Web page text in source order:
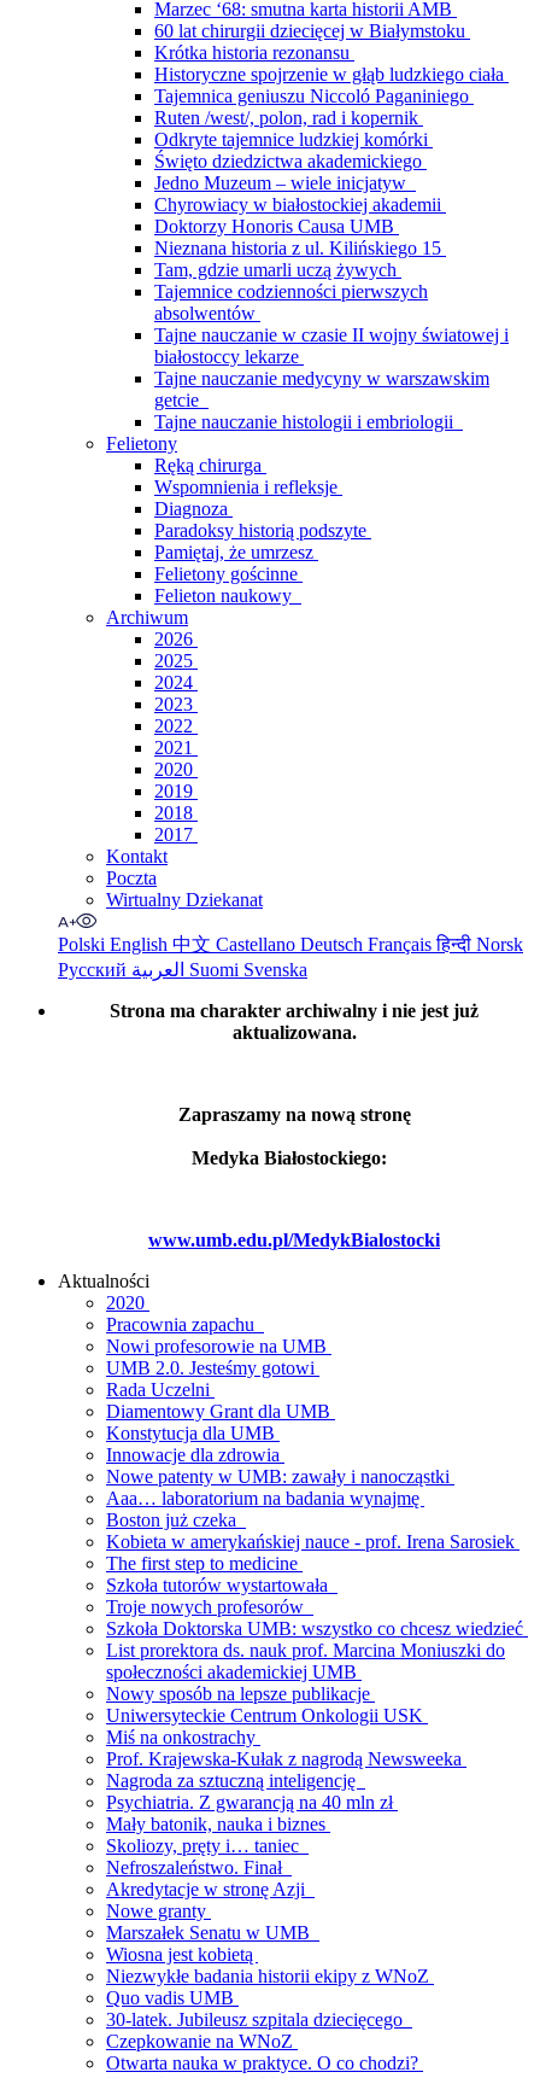
Marzec ‘68: smutna karta historii AMB
60 lat chirurgii dziecięcej w Białymstoku
Krótka historia rezonansu
Historyczne spojrzenie w głąb ludzkiego ciała
Tajemnica geniuszu Niccoló Paganiniego
Ruten /west/, polon, rad i kopernik
Odkryte tajemnice ludzkiej komórki
Święto dziedzictwa akademickiego
Jedno Muzeum – wiele inicjatyw
Chyrowiacy w białostockiej akademii
Doktorzy Honoris Causa UMB
Nieznana historia z ul. Kilińskiego 15
Tam, gdzie umarli uczą żywych
Tajemnice codzienności pierwszych
absolwentów
Tajne nauczanie w czasie II wojny światowej i
białostoccy lekarze
Tajne nauczanie medycyny w warszawskim
getcie
Tajne nauczanie histologii i embriologii
Felietony
Ręką chirurga
Wspomnienia i refleksje
Diagnoza
Paradoksy historią podszyte
Pamiętaj, że umrzesz
Felietony gościnne
Felieton naukowy
Archiwum
2026
2025
2024
2023
2022
2021
2020
2019
2018
2017
Kontakt
Poczta
Wirtualny Dziekanat
Polski English 中文 Castellano Deutsch Françaisहिन्दी Norsk
Русский
Suomi Svenska
Strona ma charakter archiwalny i nie jest już
aktualizowana.
Zapraszamy na nową stronę
Medyka Białostockiego:
www.umb.edu.pl/MedykBialostocki
Aktualności
2020
Pracownia zapachu
Nowi profesorowie na UMB
UMB 2.0. Jesteśmy gotowi
Rada Uczelni
Diamentowy Grant dla UMB
Konstytucja dla UMB
Innowacje dla zdrowia
Nowe patenty w UMB: zawały i nanocząstki
Aaa… laboratorium na badania wynajmę
Boston już czeka
Kobieta w amerykańskiej nauce - prof. Irena Sarosiek
The first step to medicine
Szkoła tutorów wystartowała
Troje nowych profesorów
Szkoła Doktorska UMB: wszystko co chcesz wiedzieć
List prorektora ds. nauk prof. Marcina Moniuszki do
społeczności akademickiej UMB
Nowy sposób na lepsze publikacje
Uniwersyteckie Centrum Onkologii USK
Miś na onkostrachy
Prof. Krajewska-Kułak z nagrodą Newsweeka
Nagroda za sztuczną inteligencję
Psychiatria. Z gwarancją na 40 mln zł
Mały batonik, nauka i biznes
Skoliozy, pręty i… taniec
Nefroszaleństwo. Finał
Akredytacje w stronę Azji
Nowe granty
Marszałek Senatu w UMB
Wiosna jest kobietą
Niezwykłe badania historii ekipy z WNoZ
Quo vadis UMB
30-latek. Jubileusz szpitala dziecięcego
Czepkowanie na WNoZ
Otwarta nauka w praktyce. O co chodzi?